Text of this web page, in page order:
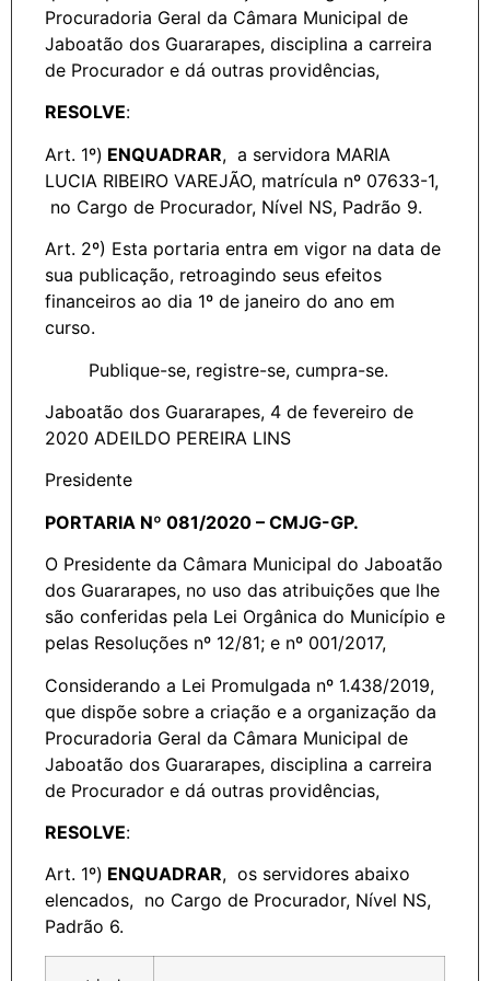
Procuradoria Geral da Câmara Municipal de
Jaboatão dos Guararapes, disciplina a carreira
de Procurador e dá outras providências,
RESOLVE:
Art. 1º) ENQUADRAR, a servidora MARIA
LUCIA RIBEIRO VAREJÃO, matrícula nº 07633-1,
no Cargo de Procurador, Nível NS, Padrão 9.
Art. 2º) Esta portaria entra em vigor na data de
sua publicação, retroagindo seus efeitos
financeiros ao dia 1º de janeiro do ano em
curso.
Publique-se, registre-se, cumpra-se.
Jaboatão dos Guararapes, 4 de fevereiro de
2020 ADEILDO PEREIRA LINS
Presidente
PORTARIA Nº 081/2020 – CMJG-GP.
O Presidente da Câmara Municipal do Jaboatão
dos Guararapes, no uso das atribuições que lhe
são conferidas pela Lei Orgânica do Município e
pelas Resoluções nº 12/81; e nº 001/2017,
Considerando a Lei Promulgada nº 1.438/2019,
que dispõe sobre a criação e a organização da
Procuradoria Geral da Câmara Municipal de
Jaboatão dos Guararapes, disciplina a carreira
de Procurador e dá outras providências,
RESOLVE:
Art. 1º) ENQUADRAR, os servidores abaixo
elencados, no Cargo de Procurador, Nível NS,
Padrão 6.